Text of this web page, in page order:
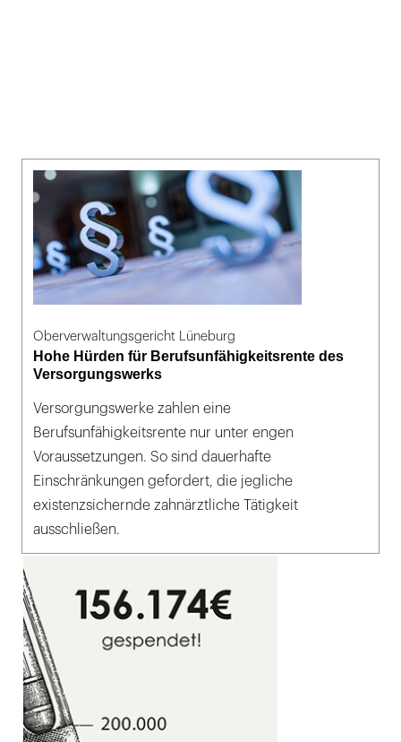
Oberverwaltungsgericht Lüneburg
Hohe Hürden für Berufsunfähigkeitsrente des
Versorgungswerks
Versorgungswerke zahlen eine
Berufsunfähigkeitsrente nur unter engen
Voraussetzungen. So sind dauerhafte
Einschränkungen gefordert, die jegliche
existenzsichernde zahnärztliche Tätigkeit
ausschließen.